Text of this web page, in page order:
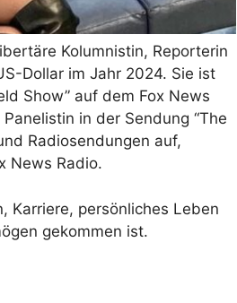
Kolumnistin, Reporterin
Dollar im Jahr 2024. Sie ist
Show” auf dem Fox News
in der Sendung “The
Radiosendungen auf,
News Radio.
Karriere, persönliches Leben
gekommen ist.